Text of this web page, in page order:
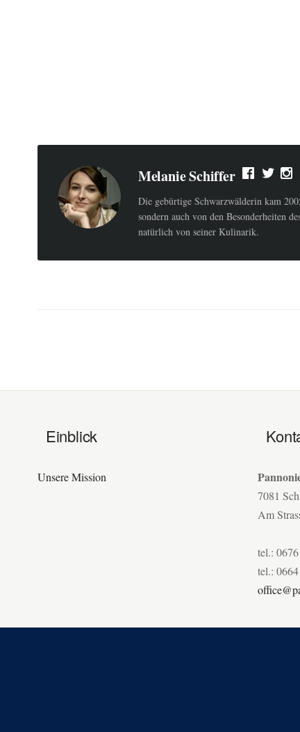
Melanie Schiffer
Die gebürtige Schwarzwälderin kam
sondern auch von den Besonderheiten
natürlich von seiner Kulinarik.
Einblick
Unsere Mission
7081
Am
tel.:
tel.: